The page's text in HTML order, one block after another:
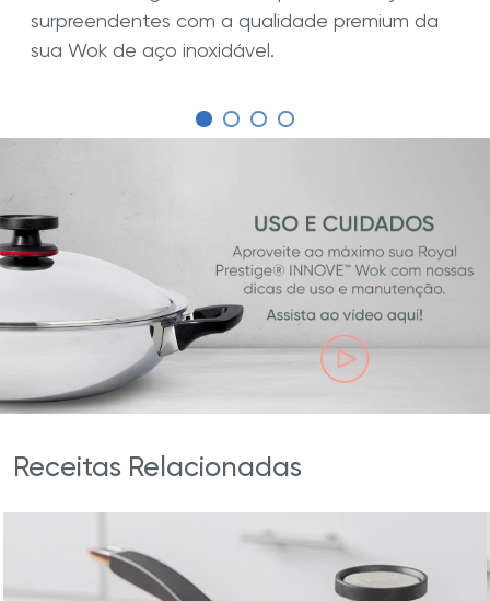
surpreendentes com a qualidade premium da
sua Wok de aço inoxidável.
Receitas Relacionadas